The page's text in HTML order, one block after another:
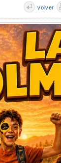
volver